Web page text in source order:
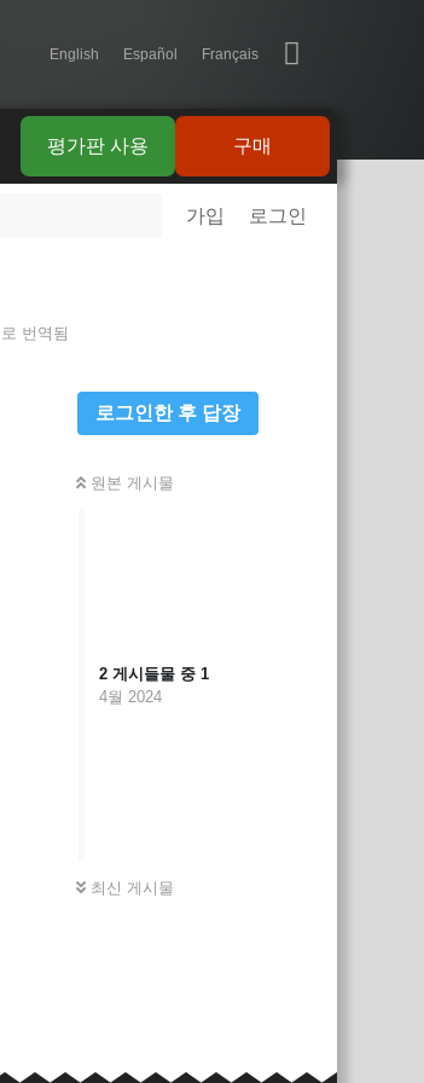
English Español Français
구매
평가판 사용
가입 로그인
로 번역됨
로그인한 후 답장
원본 게시물
2 게시들물 중 1
4월 2024
최신 게시물